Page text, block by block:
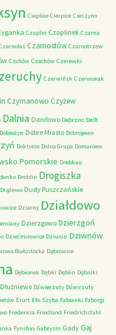
Cieplice Cierpice Cieszyno
Czaplin Czaplinek Czarna
Czarnostów Czarnotrzew
Czchów Czechów Czerewki
Czerwińsk Czerwonak
Czymanowo Czyżew
Dalnia Daniłowo Debrzno Delft
Dobieżyn Dobre Miasto Dobrojewo
Doktorce Dolna Grupa Domaniew
Pomorskie Drebkau
Droblin Drogiszka
Drążewo Dudy Puszczańskie
Dziarny Działdowo
Dzierzgowo Dzierzgoń
Dziećmirowice Dziunin Dziwnów
Białostocka Dąbrowice
Dębionek Dębki Dęblin Dębniki
Dłużniewo Dźwierzuty Dźwirzuty
Erurt Ełk Szyba Fabianki Faborgi
Fredericia Friedland Friedrichstahl
Fynshav Gabrysin Gady Gaj